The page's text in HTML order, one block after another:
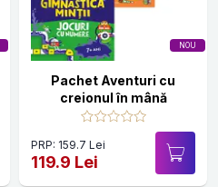
NOU
Pachet Aventuri cu
creionul în mână
PRP: 159.7 Lei
119.9 Lei